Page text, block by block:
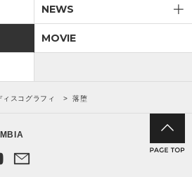
NEWS
MOVIE
ィスコグラフィ 落堕